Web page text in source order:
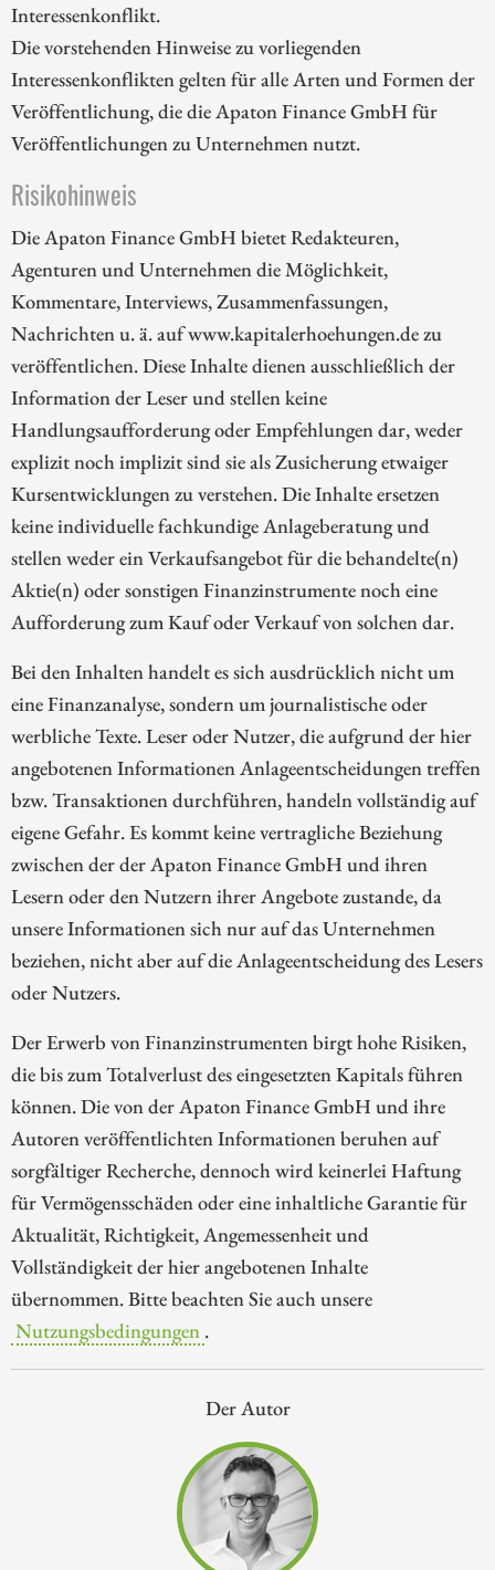
Interessenkonflikt.
Die vorstehenden Hinweise zu vorliegenden
Interessenkonflikten gelten für alle Arten und Formen der
Veröffentlichung, die die Apaton Finance GmbH für
Veröffentlichungen zu Unternehmen nutzt.
Risikohinweis
Die Apaton Finance GmbH bietet Redakteuren,
Agenturen und Unternehmen die Möglichkeit,
Kommentare, Interviews, Zusammenfassungen,
Nachrichten u. ä. auf www.kapitalerhoehungen.de zu
veröffentlichen. Diese Inhalte dienen ausschließlich der
Information der Leser und stellen keine
Handlungsaufforderung oder Empfehlungen dar, weder
explizit noch implizit sind sie als Zusicherung etwaiger
Kursentwicklungen zu verstehen. Die Inhalte ersetzen
keine individuelle fachkundige Anlageberatung und
stellen weder ein Verkaufsangebot für die behandelte(n)
Aktie(n) oder sonstigen Finanzinstrumente noch eine
Aufforderung zum Kauf oder Verkauf von solchen dar.
Bei den Inhalten handelt es sich ausdrücklich nicht um
eine Finanzanalyse, sondern um journalistische oder
werbliche Texte. Leser oder Nutzer, die aufgrund der hier
angebotenen Informationen Anlageentscheidungen treffen
bzw. Transaktionen durchführen, handeln vollständig auf
eigene Gefahr. Es kommt keine vertragliche Beziehung
zwischen der der Apaton Finance GmbH und ihren
Lesern oder den Nutzern ihrer Angebote zustande, da
unsere Informationen sich nur auf das Unternehmen
beziehen, nicht aber auf die Anlageentscheidung des Lesers
oder Nutzers.
Der Erwerb von Finanzinstrumenten birgt hohe Risiken,
die bis zum Totalverlust des eingesetzten Kapitals führen
können. Die von der Apaton Finance GmbH und ihre
Autoren veröffentlichten Informationen beruhen auf
sorgfältiger Recherche, dennoch wird keinerlei Haftung
für Vermögensschäden oder eine inhaltliche Garantie für
Aktualität, Richtigkeit, Angemessenheit und
Vollständigkeit der hier angebotenen Inhalte
übernommen. Bitte beachten Sie auch unsere
Nutzungsbedingungen .
Der Autor